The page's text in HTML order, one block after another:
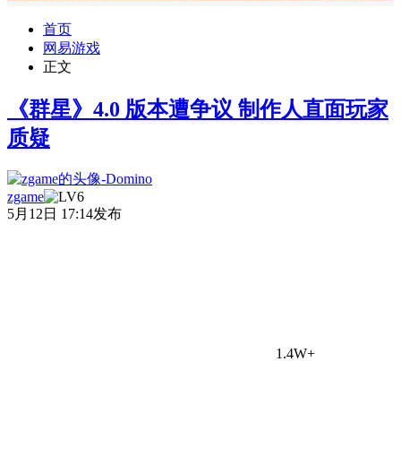
首页
网易游戏
正文
《群星》4.0 版本遭争议 制作人直面玩家
质疑
zgame
5月12日 17:14发布
1.4W+